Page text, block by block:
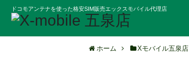
ドコモアンテナを使った格安SIM販売エックスモバイル代理店
ホーム Xモバイル五泉店